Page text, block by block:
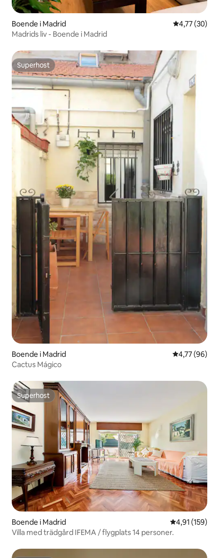
Boende i Madrid 4,77 av 5 i
4,77 (30)
Madrids liv - Boende i Madrid
Superhost
Superhost
Boende i Madrid 4,77 av 5 i
4,77 (96)
Cactus Mágico
Superhost
Superhost
Boende i Madrid 4,91 av 5 i
4,91 (159)
Villa med trädgård IFEMA / flygplats 14 personer.